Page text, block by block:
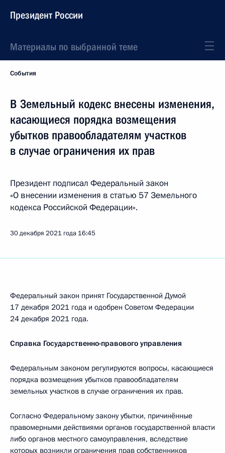
Президент России
Материалы по выбранной теме
События
В Земельный кодекс внесены изменения,
касающиеся порядка возмещения
убытков правообладателям участков
в случае ограничения их прав
Президент подписал Федеральный закон
«О внесении изменения в статью 57 Земельного
кодекса Российской Федерации».
30 декабря 2021 года 16:45
Федеральный закон принят Государственной Думой
17 декабря 2021 года и одобрен Советом Федерации
24 декабря 2021 года.
Справка Государственно-правового управления
Федеральным законом регулируются вопросы, касающиеся
порядка возмещения убытков правообладателям
земельных участков в случае ограничения их прав.
Согласно Федеральному закону убытки, причинённые
правомерными действиями органов государственной власти
либо органов местного самоуправления, вследствие
которых возникли ограничения прав собственников